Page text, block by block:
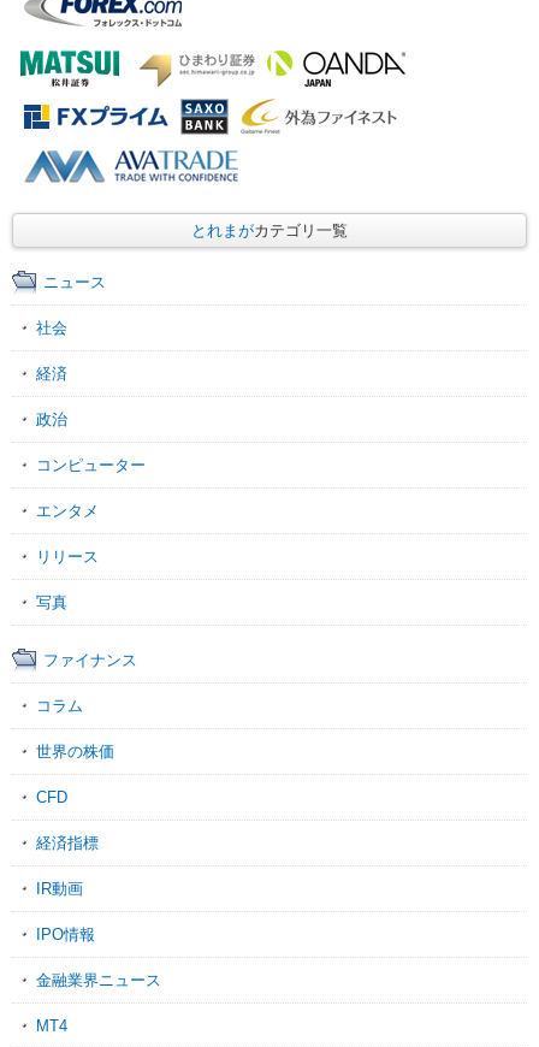
とれまがカテゴリ一覧
ニュース
社会
経済
政治
コンピューター
エンタメ
リリース
写真
ファイナンス
コラム
世界の株価
CFD
経済指標
IR動画
IPO情報
金融業界ニュース
MT4